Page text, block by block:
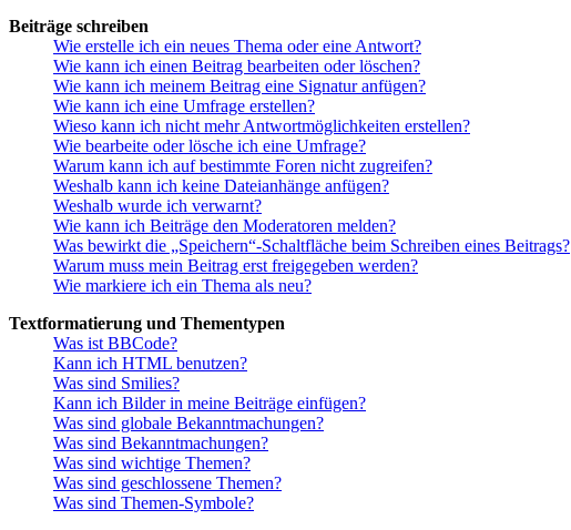
Beiträge schreiben
Wie erstelle ich ein neues Thema oder eine Antwort?
Wie kann ich einen Beitrag bearbeiten oder löschen?
Wie kann ich meinem Beitrag eine Signatur anfügen?
Wie kann ich eine Umfrage erstellen?
Wieso kann ich nicht mehr Antwortmöglichkeiten erstellen?
Wie bearbeite oder lösche ich eine Umfrage?
Warum kann ich auf bestimmte Foren nicht zugreifen?
Weshalb kann ich keine Dateianhänge anfügen?
Weshalb wurde ich verwarnt?
Wie kann ich Beiträge den Moderatoren melden?
Was bewirkt die „Speichern“-Schaltfläche beim Schreiben eines Beitrags?
Warum muss mein Beitrag erst freigegeben werden?
Wie markiere ich ein Thema als neu?
Textformatierung und Thementypen
Was ist BBCode?
Kann ich HTML benutzen?
Was sind Smilies?
Kann ich Bilder in meine Beiträge einfügen?
Was sind globale Bekanntmachungen?
Was sind Bekanntmachungen?
Was sind wichtige Themen?
Was sind geschlossene Themen?
Was sind Themen-Symbole?